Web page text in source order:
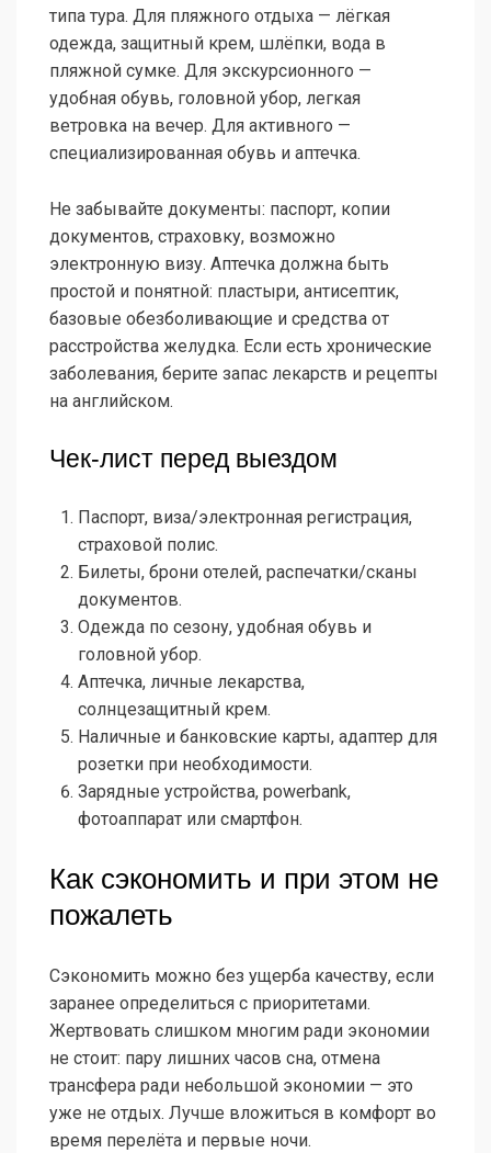
типа тура. Для пляжного отдыха — лёгкая
одежда, защитный крем, шлёпки, вода в
пляжной сумке. Для экскурсионного —
удобная обувь, головной убор, легкая
ветровка на вечер. Для активного —
специализированная обувь и аптечка.
Не забывайте документы: паспорт, копии
документов, страховку, возможно
электронную визу. Аптечка должна быть
простой и понятной: пластыри, антисептик,
базовые обезболивающие и средства от
расстройства желудка. Если есть хронические
заболевания, берите запас лекарств и рецепты
на английском.
Чек-лист перед выездом
Паспорт, виза/электронная регистрация,
страховой полис.
Билеты, брони отелей, распечатки/сканы
документов.
Одежда по сезону, удобная обувь и
головной убор.
Аптечка, личные лекарства,
солнцезащитный крем.
Наличные и банковские карты, адаптер для
розетки при необходимости.
Зарядные устройства, powerbank,
фотоаппарат или смартфон.
Как сэкономить и при этом не
пожалеть
Сэкономить можно без ущерба качеству, если
заранее определиться с приоритетами.
Жертвовать слишком многим ради экономии
не стоит: пару лишних часов сна, отмена
трансфера ради небольшой экономии — это
уже не отдых. Лучше вложиться в комфорт во
время перелёта и первые ночи.